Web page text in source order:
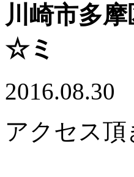
川崎市多
☆ミ
2016.08.30
アクセス